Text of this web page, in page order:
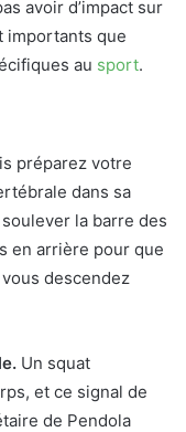
avoir d’impact sur
importants que
au sport.
préparez votre
dans sa
la barre des
en arrière pour que
descendez
Un squat
et ce signal de
de Pendola